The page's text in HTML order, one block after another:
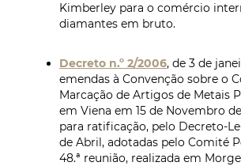
Kimberley para o comércio
diamantes em bruto.
Decreto n.º 2/2006, de 3 de
emendas à Convenção sobre o
Marcação de Artigos de Metais
em Viena em 15 de Novembro
para ratificação, pelo Decreto-
de Abril, adotadas pelo Comité
48.ª reunião, realizada em